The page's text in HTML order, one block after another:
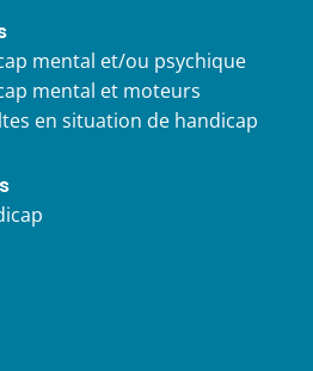
mental et/ou psychique
mental et moteurs
en situation de handicap